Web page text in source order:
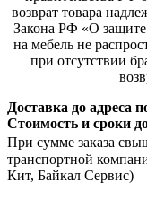
возврат товара
Закона РФ «О защите
на мебель не
при отсутствии
Доставка до адреса
Стоимость и сроки
При сумме заказа
транспортной
Кит, Байкал Сервис)